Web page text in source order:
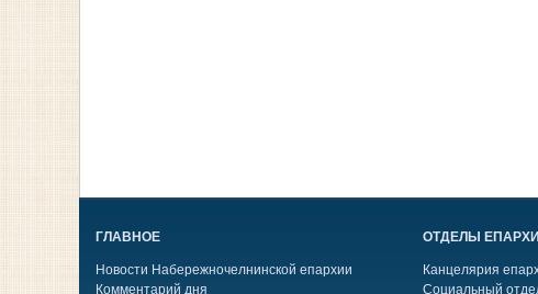
ГЛАВНОЕ
Новости Набережночелнинской епархии
Комментарий дня
ОТДЕЛЫ
Канцелярия
Социальный